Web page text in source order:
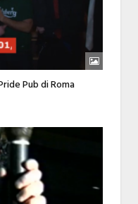
Pub di Roma